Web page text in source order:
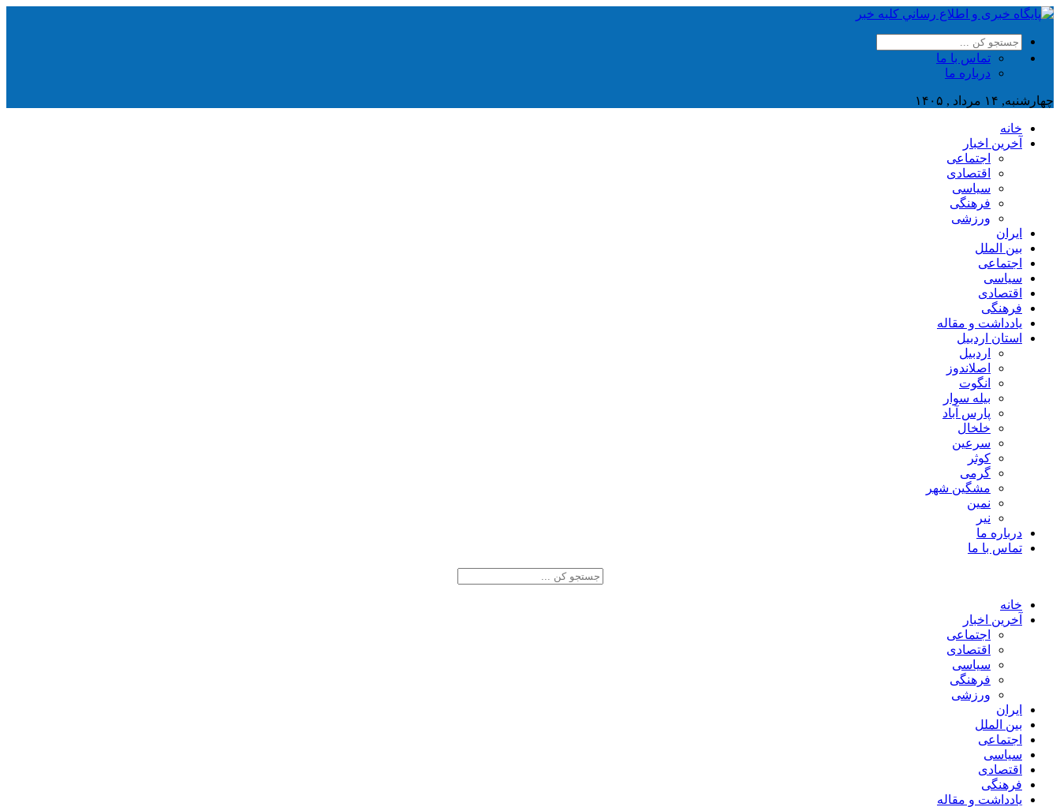
تماس با ما
درباره ما
چهارشنبه, ۱۴ مرداد , ۱۴۰۵
خانه
آخرین اخبار
اجتماعی
اقتصادی
سیاسی
فرهنگی
ورزشی
ایران
بین الملل
اجتماعی
سیاسی
اقتصادی
فرهنگی
یادداشت و مقاله
استان اردبیل
اردبیل
اصلاندوز
انگوت
بیله سوار
پارس آباد
خلخال
سرعین
کوثر
گرمی
مشگین شهر
نمین
نیر
درباره ما
تماس با ما
خانه
آخرین اخبار
اجتماعی
اقتصادی
سیاسی
فرهنگی
ورزشی
ایران
بین الملل
اجتماعی
سیاسی
اقتصادی
فرهنگی
یادداشت و مقاله